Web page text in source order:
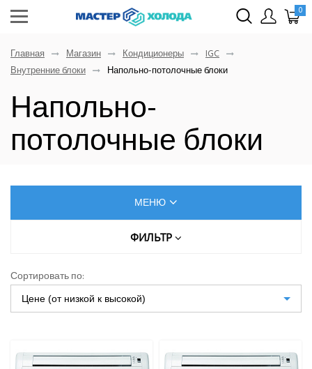
0
Главная Магазин Кондиционеры
IGC
Внутренние блоки
Напольно-потолочные блоки
Напольно-
потолочные блоки
МЕНЮ
AUX
Dahatsu
Denko
Gorenje
ФИЛЬТР
ТИП ФРЕОНА
ДБ(А)
Сортировать по:
Цене (от низкой к высокой)